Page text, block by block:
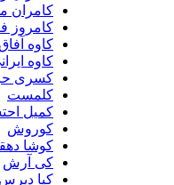
کامران مولایی
کامروز فتحی
کاوه آفاق
کاوه ایرانی
کسری حرمتی پور
کلمست
کمیل احتشام
کوروش
کوشا دهقان
کی آرش
کیا دپرس